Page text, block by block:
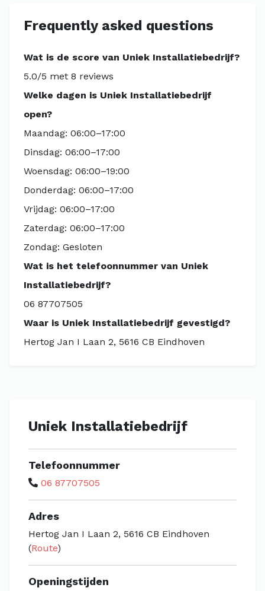
Frequently asked questions
Wat is de score van Uniek Installatiebedrijf?
5.0/5 met 8 reviews
Welke dagen is Uniek Installatiebedrijf
open?
Maandag: 06:00–17:00
Dinsdag: 06:00–17:00
Woensdag: 06:00–19:00
Donderdag: 06:00–17:00
Vrijdag: 06:00–17:00
Zaterdag: 06:00–17:00
Zondag: Gesloten
Wat is het telefoonnummer van Uniek
Installatiebedrijf?
06 87707505
Waar is Uniek Installatiebedrijf gevestigd?
Hertog Jan I Laan 2, 5616 CB Eindhoven
Uniek Installatiebedrijf
Telefoonnummer
06 87707505
Adres
Hertog Jan I Laan 2, 5616 CB Eindhoven
(Route)
Openingstijden